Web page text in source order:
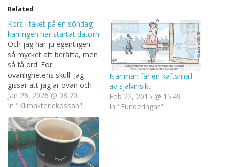
Related
Kors i taket på en söndag –
kärringen har startat datorn
Och jag har ju egentligen
så mycket att berätta, men
så få ord. För
ovanlighetens skull. Jag
gissar att jag är ovan och
kanske glömt hur man gör,
trots att det inte var så
många evigheter sedan
sist, men tangenterna på
datorn känns obegripligt
främmande. Nåja, det blir
som det…
Jan 26, 2026 @ 08:20
In "Klimakteriekossan"
När man får en käftsmäll
av självinsikt
Feb 22, 2015 @ 15:49
In "Funderingar"